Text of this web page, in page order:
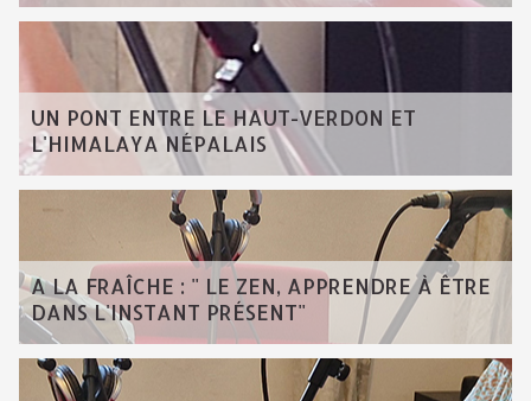
UN PONT ENTRE LE HAUT-VERDON ET
L'HIMALAYA NÉPALAIS
A LA FRAÎCHE : " LE ZEN, APPRENDRE À ÊTRE
DANS L'INSTANT PRÉSENT"